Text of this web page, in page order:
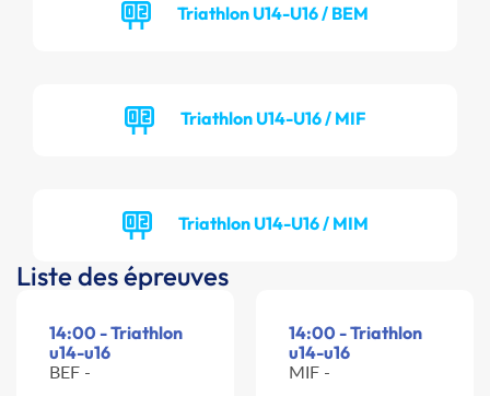
Triathlon U14-U16 / BEM
Triathlon U14-U16 / MIF
Triathlon U14-U16 / MIM
Liste des épreuves
14:00 - Triathlon
u14-u16
BEF -
14:00 - Triathlon
u14-u16
MIF -